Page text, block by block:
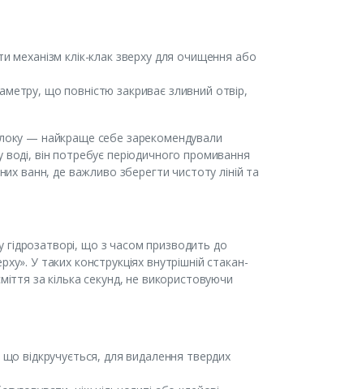
механізм клік-клак зверху для очищення або
що повністю закриває зливний отвір,
— найкраще себе зарекомендували
він потребує періодичного промивання
ванн, де важливо зберегти чистоту ліній та
що з часом призводить до
У таких конструкціях внутрішній стакан-
за кілька секунд, не використовуючи
відкручується, для видалення твердих